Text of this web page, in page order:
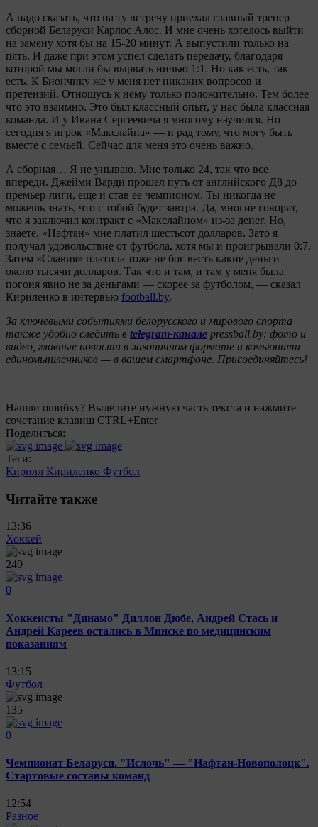
А надо сказать, что на ту встречу приехал главный тренер
сборной Беларуси Карлос Алос. И мне очень хотелось выйти
на замену хотя бы на 15-20 минут. А выпустили только на
пять. И даже при этом успел сделать передачу, благодаря
которой мы могли бы вырвать ничью 1:1. Но как есть, так
есть. К Биончику же у меня нет никаких вопросов и
претензий. Отношусь к нему только положительно. Тем более
что это взаимно. Это был классный опыт, у нас была классная
команда. И у Ивана Сергеевича я многому научился. Но
сегодня я игрок «Макслайна» — и рад тому, что могу быть
вместе с семьей. Сейчас для меня это очень важно.
А сборная… Я не унываю. Мне только 24, так что все
впереди. Джейми Варди прошел путь от английского Д8 до
премьер-лиги, еще и став ее чемпионом. Ты никогда не
можешь знать, что с тобой будет завтра. Да, многие говорят,
что я заключил контракт с «Макслайном» из-за денег. Но,
знаете, «Нафтан» мне платил шестьсот долларов. Зато я
получал удовольствие от футбола, хотя мы и проигрывали 0:7.
Затем «Славия» платила тоже не бог весть какие деньги —
около тысячи долларов. Так что и там, и там у меня была
погоня явно не за деньгами — скорее за футболом, — сказал
Кириленко в интервью football.by.
За ключевыми событиями белорусского и мирового спорта
также удобно следить в telegram-канале pressball.by: фото и
видео, главные новости в лаконичном формате и комьюнити
единомышленников — в вашем смартфоне. Присоединяйтесь!
Нашли ошибку? Выделите нужную часть текста и нажмите
сочетание клавиш CTRL+Enter
Поделиться:
Теги:
Кирилл Кириленко Футбол
Читайте также
13:36
Хоккей
249
0
Хоккеисты "Динамо" Диллон Дюбе, Андрей Стась и
Андрей Кареев остались в Минске по медицинским
показаниям
13:15
Футбол
135
0
Чемпионат Беларуси. "Ислочь" — "Нафтан-Новополоцк".
Стартовые составы команд
12:54
Разное